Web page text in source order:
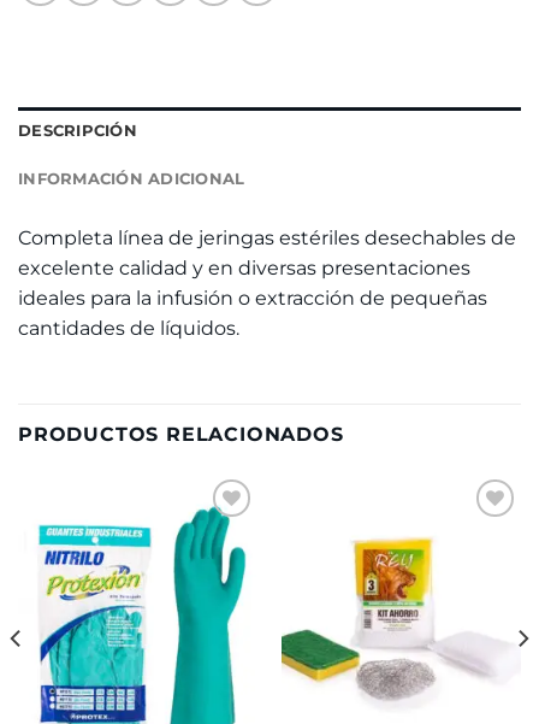
DESCRIPCIÓN
INFORMACIÓN ADICIONAL
Completa línea de jeringas estériles desechables de
excelente calidad y en diversas presentaciones
ideales para la infusión o extracción de pequeñas
cantidades de líquidos.
PRODUCTOS RELACIONADOS
Añadir
a la
lista de
deseos